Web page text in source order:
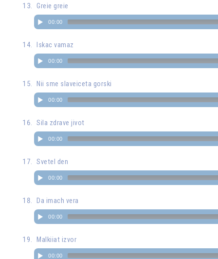
Greie greie
00:00
Iskac vamaz
00:00
Nii sme slaveiceta gorski
00:00
Sila zdrave jivot
00:00
Svetel den
00:00
Da imach vera
00:00
Malkiiat izvor
00:00